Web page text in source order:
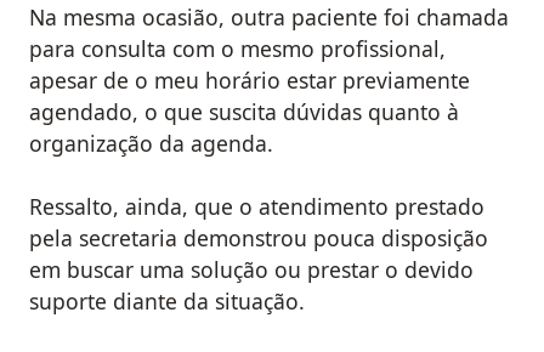
Na mesma ocasião, outra paciente foi chamada
para consulta com o mesmo profissional,
apesar de o meu horário estar previamente
agendado, o que suscita dúvidas quanto à
organização da agenda.
Ressalto, ainda, que o atendimento prestado
pela secretaria demonstrou pouca disposição
em buscar uma solução ou prestar o devido
suporte diante da situação.